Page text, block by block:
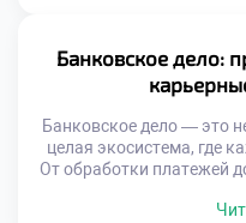
просто набор формул
динамичная система,
Банковское дело:
Банковское дело — это
целая экосистема, где
От обработки платежей
спектр